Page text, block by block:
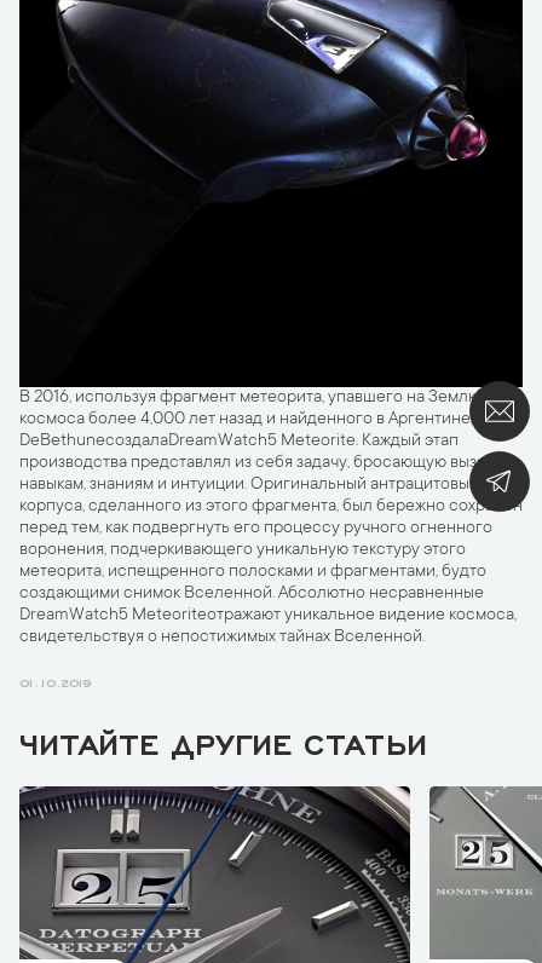
В 2016, используя фрагмент метеорита, упавшего на Землю из
космоса более 4,000 лет назад и найденного в Аргентине,
DeBethuneсоздалаDreamWatch5 Meteorite. Каждый этап
производства представлял из себя задачу, бросающую вызов
навыкам, знаниям и интуиции. Оригинальный антрацитовый цвет
корпуса, сделанного из этого фрагмента, был бережно сохранен
перед тем, как подвергнуть его процессу ручного огненного
воронения, подчеркивающего уникальную текстуру этого
метеорита, испещренного полосками и фрагментами, будто
создающими снимок Вселенной. Абсолютно несравненные
DreamWatch5 Meteoriteотражают уникальное видение космоса,
свидетельствуя о непостижимых тайнах Вселенной.
01.10.2019
ЧИТАЙТЕ ДРУГИЕ СТАТЬИ